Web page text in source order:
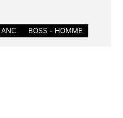
BOSS - HOMME